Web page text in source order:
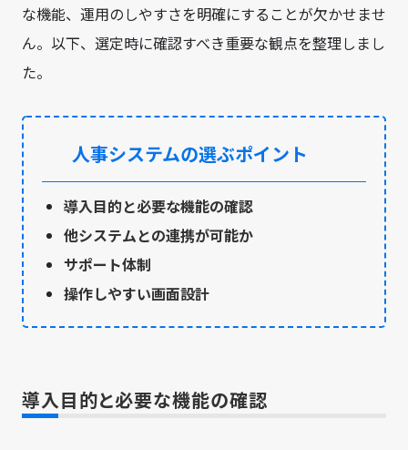
な機能、運用のしやすさを明確にすることが欠かせませ
ん。以下、選定時に確認すべき重要な観点を整理しまし
た。
人事システムの選ぶポイント
導入目的と必要な機能の確認
他システムとの連携が可能か
サポート体制
操作しやすい画面設計
導入目的と必要な機能の確認